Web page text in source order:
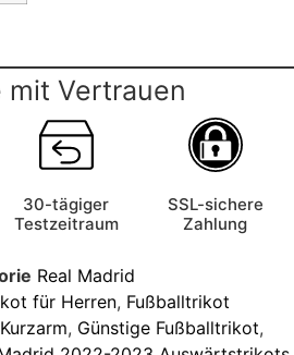
mit Vertrauen
30-tägiger
Testzeitraum
SSL-sichere
Zahlung
Real Madrid
für Herren, Fußballtrikot
, Günstige Fußballtrikot,